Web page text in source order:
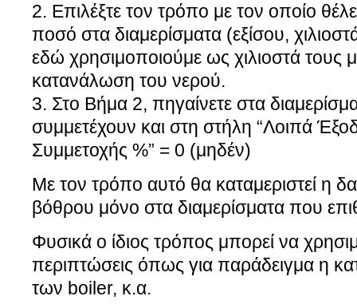
2. Επιλέξτε τον τρόπο με τον οποίο
ποσό στα διαμερίσματα (εξίσου,
εδώ χρησιμοποιούμε ως χιλιοστά τους
κατανάλωση του νερού.
3. Στο Βήμα 2, πηγαίνετε στα
συμμετέχουν και στη στήλη “Λοιπά
Συμμετοχής %” = 0 (μηδέν)
Με τον τρόπο αυτό θα καταμεριστεί η
βόθρου μόνο στα διαμερίσματα που
Φυσικά ο ίδιος τρόπος μπορεί να
περιπτώσεις όπως για παράδειγμα η
των boiler, κ.α.